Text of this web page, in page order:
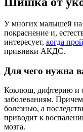
У многих малышей на
покраснение и,
интересует, когда
прививки АКДС.
Для чего нужна
Коклюш, дифтерию и
заболеваниям.
болезнью, а
приводит к
мозга.